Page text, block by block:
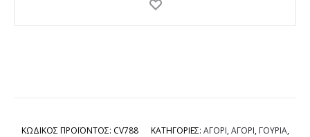
ΚΩΔΙΚΟΣ ΠΡΟΪΟΝΤΟΣ: CV788 ΚΑΤΗΓΟΡΙΕΣ: ΑΓΟΡΙ,ΑΓΟΡΙ, ΓΟΥΡΙΑ,